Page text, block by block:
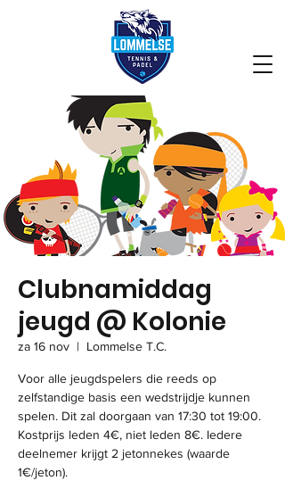
Clubnamiddag
jeugd @ Kolonie
za 16 nov
  |
Lommelse T.C.
Voor alle jeugdspelers die reeds op
zelfstandige basis een wedstrijdje kunnen
spelen. Dit zal doorgaan van 17:30 tot 19:00.
Kostprijs leden 4€, niet leden 8€. Iedere
deelnemer krijgt 2 jetonnekes (waarde
1€/jeton).